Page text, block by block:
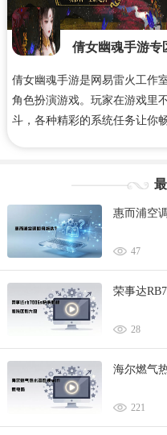
倩女幽魂手游专
倩女幽魂手游是网易雷火工作
角色扮演游戏。玩家在游戏里
斗，各种精彩的系统任务让你
游攻略、礼包码、手游下载等
惠而浦空
47
荣事达
28
海尔燃气
221